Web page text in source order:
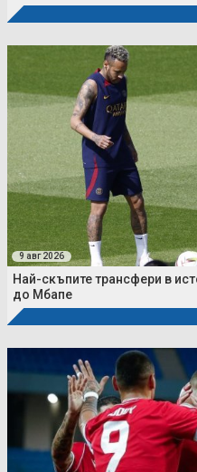
9 авг 2026
Най-скъпите трансфери в
до Мбапе